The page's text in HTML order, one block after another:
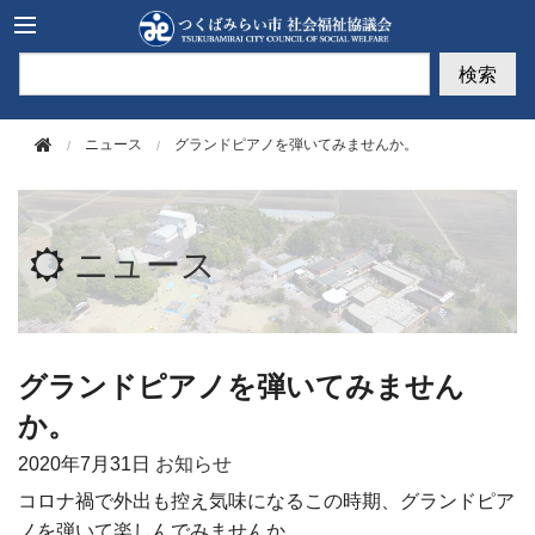
検索
ニュース グランドピアノを弾いてみませんか。
ニュース
グランドピアノを弾いてみません
か。
2020年7月31日 お知らせ
コロナ禍で外出も控え気味になるこの時期、グランドピア